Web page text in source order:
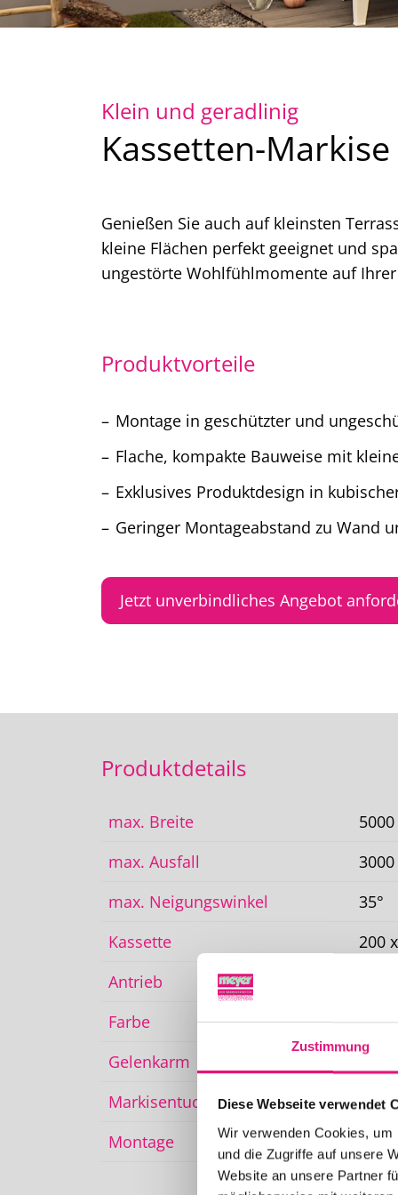
Zustimmung
Diese Webseite verwendet
Wir verwenden Cookies,
und die Zugriffe auf unsere
Website an unsere Partner
Klein und geradlinig
Kassetten-
Genießen Sie auch auf kleinsten
kleine Flächen perfekt geeignet und
ungestörte Wohlfühlmomente auf Ihrer
Produktvorteile
Montage in geschützter und
Flache, kompakte Bauweise mit
Exklusives Produktdesign in
Geringer Montageabstand zu Wand
Jetzt unverbindliches Angebot
Produktdetails
max. Breite
max. Ausfall
max. Neigungswinkel
35°
Kassette
200
Antrieb
Farbe
Gelenkarm
Markisentuch
Montage